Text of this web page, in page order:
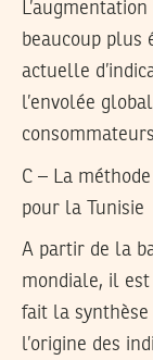
beaucoup plus
actuelle
l’envolée
C – La
pour la Tunisie
A partir de la
mondiale, il est
fait la synthèse
l’origine des